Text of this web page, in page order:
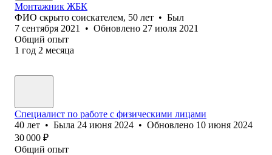
Монтажник ЖБК
ФИО скрыто соискателем, 50 лет • Был
7 сентября 2021
• Обновлено 27 июля 2021
Общий опыт
1 год 2 месяца
Специалист по работе с физическими лицами
40 лет • Была 24 июня 2024 • Обновлено 10 июня 2024
30 000 ₽
Общий опыт